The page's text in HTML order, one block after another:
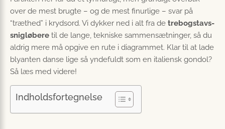
over de mest brugte – og de mest finurlige – svar på
“træthed” i krydsord. Vi dykker ned i alt fra de trebogstavs-
snigløbere til de lange, tekniske sammensætninger, så du
aldrig mere må opgive en rute i diagrammet. Klar til at lade
blyanten danse lige så yndefuldt som en italiensk gondol?
Så læs med videre!
Indholdsfortegnelse